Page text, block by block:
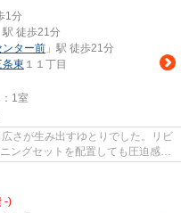
1分
駅 徒歩21分
ンター前 」駅 徒歩21分
条東 １１丁目
1室
さが生み出すゆとりでした。リビ
ングセットを配置しても圧迫感を
-)